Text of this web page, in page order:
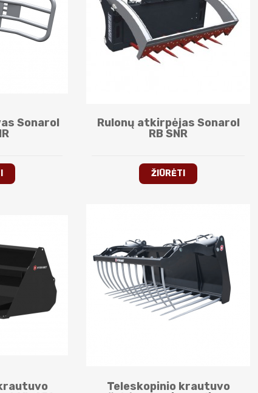
Sonarol
Rulonų atkirpėjas Sonarol
RB SNR
ŽIŪRĖTI
Teleskopinio krautuvo